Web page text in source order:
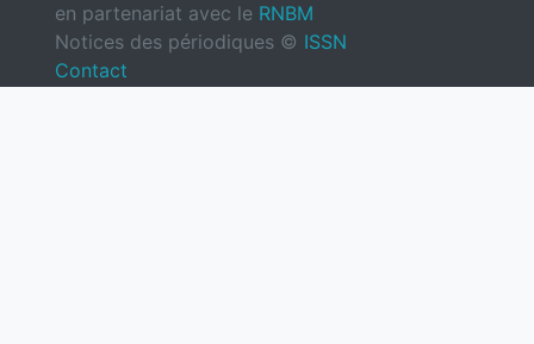
en partenariat avec le RNBM
Notices des périodiques © ISSN
Contact